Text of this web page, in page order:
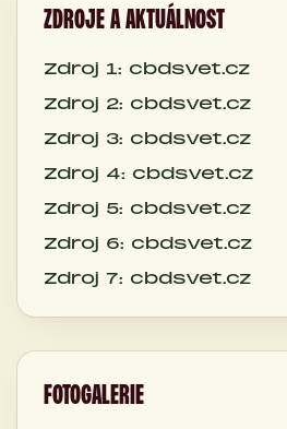
ZDROJE A AKTUÁLNOST
Zdroj 1: cbdsvet.cz
Zdroj 2: cbdsvet.cz
Zdroj 3: cbdsvet.cz
Zdroj 4: cbdsvet.cz
Zdroj 5: cbdsvet.cz
Zdroj 6: cbdsvet.cz
Zdroj 7: cbdsvet.cz
FOTOGALERIE